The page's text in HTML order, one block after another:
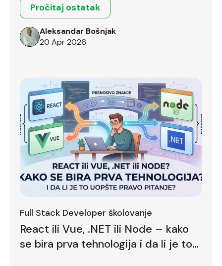
Pročitaj ostatak
Aleksandar Bošnjak
20 Apr 2026
Full Stack Developer školovanje
React ili Vue, .NET ili Node – kako
se bira prva tehnologija i da li je to